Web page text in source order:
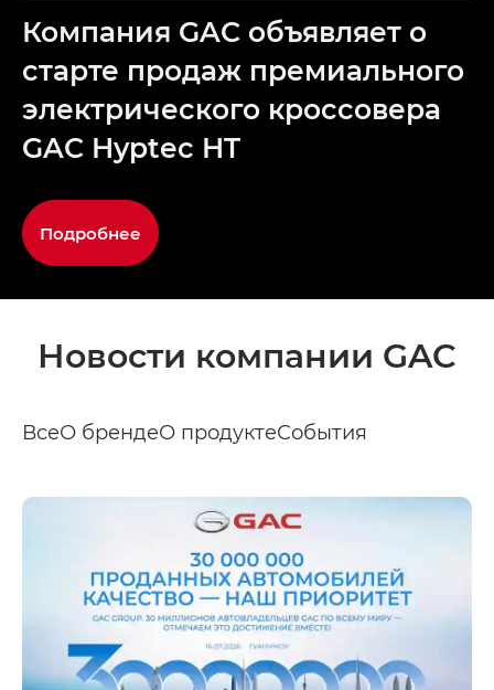
Компания GAC объявляет о
старте продаж премиального
электрического кроссовера
GAC Hyptec HT
Подробнее
Новости компании GAC
ВсеО брендеО продуктеСобытия